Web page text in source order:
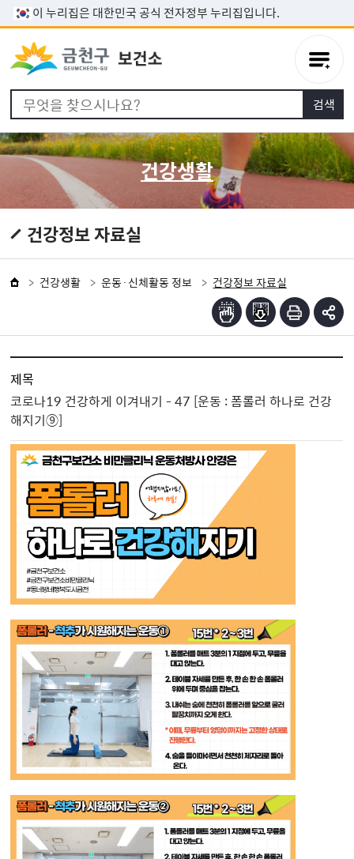
본문 바로가기
이 누리집은 대한민국 공식 전자정부 누리집입니다.
건강생활
건강정보 자료실
건강생활 운동·신체활동 정보 건강정보 자료실
제목
코로나19 건강하게 이겨내기 - 47 [운동 : 폼롤러 하나로 건강
해지기⑨]